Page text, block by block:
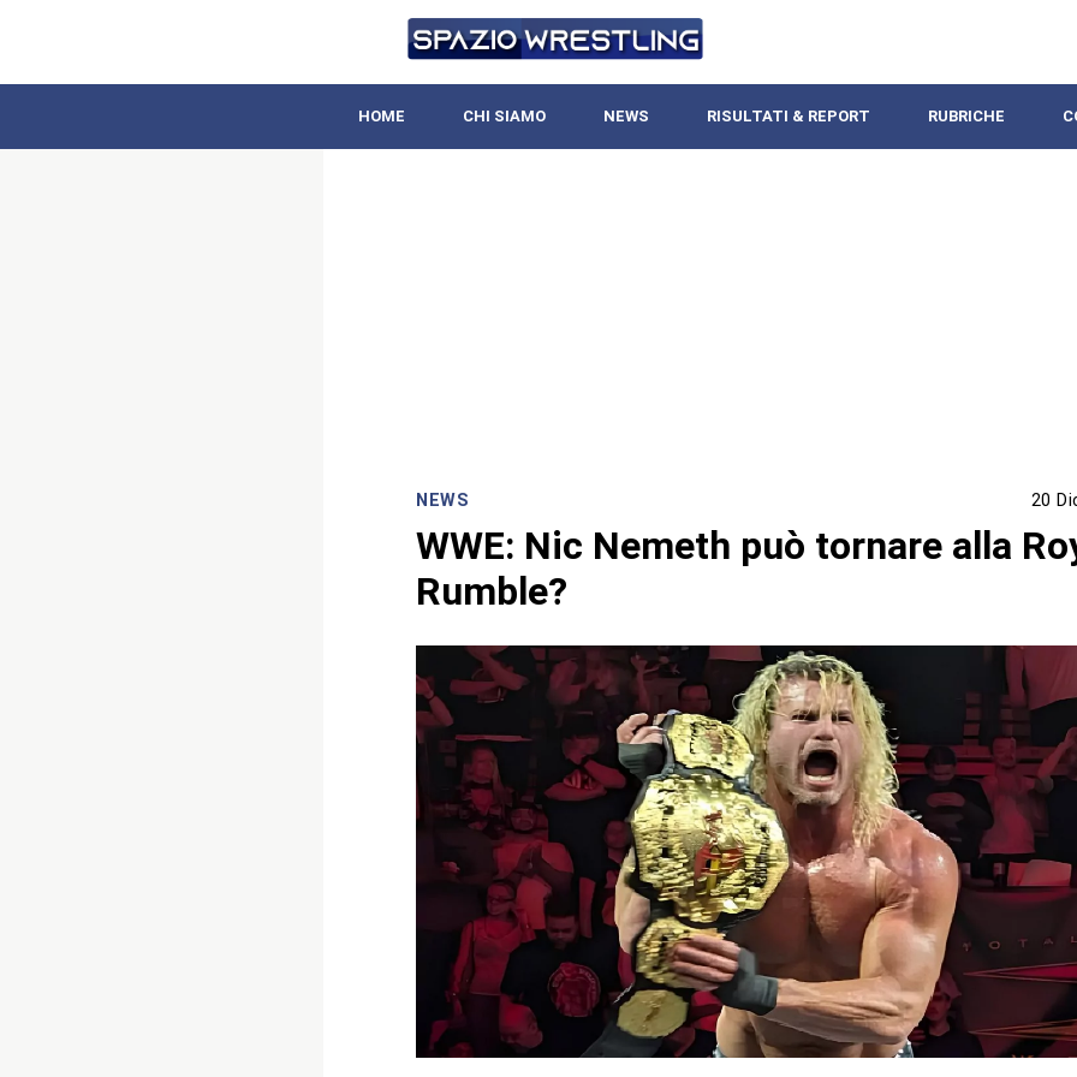
HOME CHI SIAMO NEWS RISULTATI & REPORT RUBRICHE
NEWS 20
WWE: Nic Nemeth può tornare alla
Rumble?